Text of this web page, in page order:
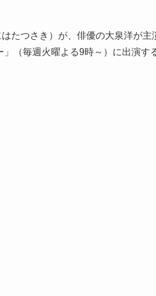
たつさき）が、俳優の大泉洋が主
（毎週火曜よる9時～）に出演す